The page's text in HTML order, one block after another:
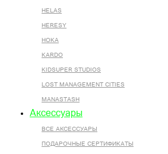
HELAS
HERESY
HOKA
KARDO
KIDSUPER STUDIOS
LOST MANAGEMENT CITIES
MANASTASH
Аксессуары
ВСЕ AКСЕССУАРЫ
ПОДАРОЧНЫЕ СЕРТИФИКАТЫ